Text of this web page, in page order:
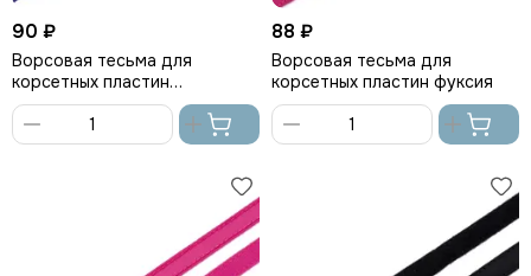
90 ₽
Ворсовая тесьма для
корсетных пластин
ультрамарин
корзину
88 ₽
Ворсовая тесьма для
корсетных пластин фуксия
корзину